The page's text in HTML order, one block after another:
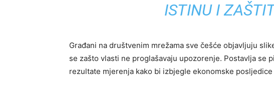
ISTINU I
Građani na društvenim mrežama sve češće objavljuju
se zašto vlasti ne proglašavaju upozorenje. Postavlja se
rezultate mjerenja kako bi izbjegle ekonomske posljedice